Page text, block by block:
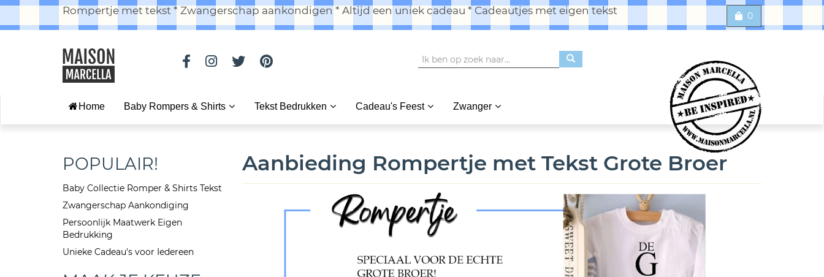
Rompertje met tekst * Zwangerschap aankondigen * Altijd een uniek cadeau * Cadeautjes met eigen tekst 0
Home Baby Rompers & Shirts Tekst Bedrukken Cadeau's Feest Zwanger
Aanbieding Rompertje met Tekst Grote Broer
POPULAIR!
Baby Collectie Romper & Shirts Tekst
Zwangerschap Aankondiging
Persoonlijk Maatwerk Eigen
Bedrukking
Unieke Cadeau's voor Iedereen